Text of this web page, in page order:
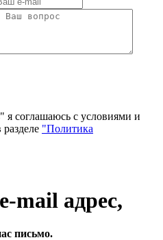
соглашаюсь с условиями и
"Политика
mail адрес,
письмо.